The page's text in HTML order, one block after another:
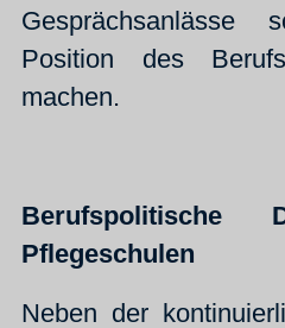
Position des
machen.
Berufspolitische
Pflegeschulen
Neben der